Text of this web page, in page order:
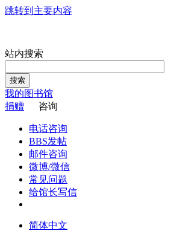
跳转到主要内容
站内搜索
搜索
我的图书馆
捐赠
咨询
电话咨询
BBS发帖
邮件咨询
微博/微信
常见问题
给馆长写信
简体中文